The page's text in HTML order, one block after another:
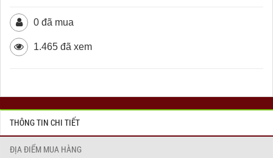
0 đã mua
1.465 đã xem
THÔNG TIN CHI TIẾT
ĐỊA ĐIỂM MUA HÀNG